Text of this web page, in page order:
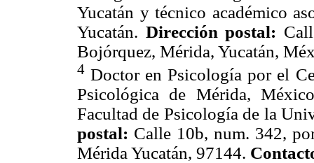
Yucatán y técnico académico
Yucatán. Dirección postal:
Bojórquez, Mérida, Yucatán,
4 Doctor en Psicología por el
Psicológica de Mérida,
Facultad de Psicología de la
postal: Calle 10b, num. 342,
Mérida Yucatán, 97144.